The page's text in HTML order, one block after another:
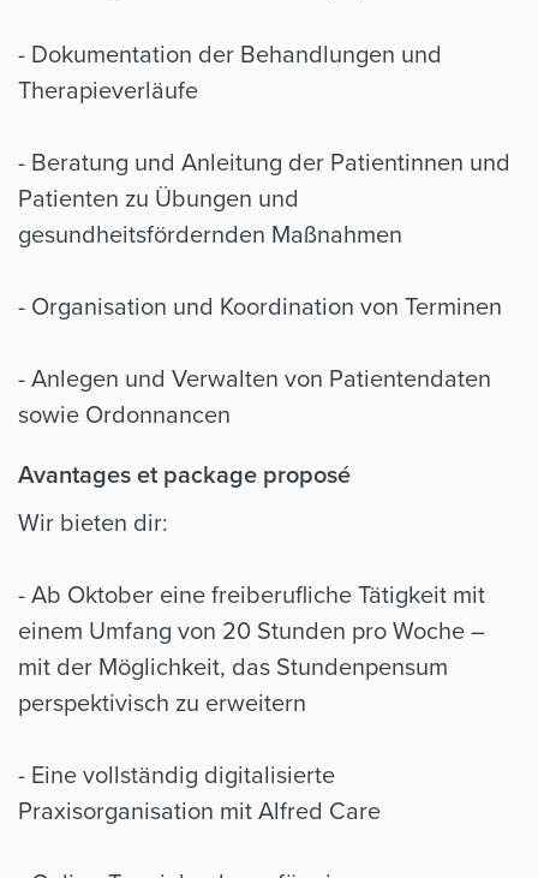
- Dokumentation der Behandlungen und
Therapieverläufe
- Beratung und Anleitung der Patientinnen und
Patienten zu Übungen und
gesundheitsfördernden Maßnahmen
- Organisation und Koordination von Terminen
- Anlegen und Verwalten von Patientendaten
sowie Ordonnancen
Avantages et package proposé
Wir bieten dir:
- Ab Oktober eine freiberufliche Tätigkeit mit
einem Umfang von 20 Stunden pro Woche –
mit der Möglichkeit, das Stundenpensum
perspektivisch zu erweitern
- Eine vollständig digitalisierte
Praxisorganisation mit Alfred Care